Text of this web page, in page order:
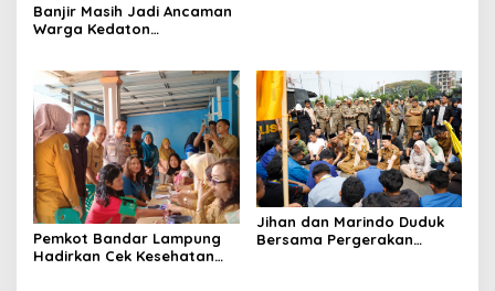
Banjir Masih Jadi Ancaman
Warga Kedaton
Pemkot Bandar Lampung
Hadirkan Cek Kesehatan
Jihan dan Marindo Duduk
Bersama Pergerakan